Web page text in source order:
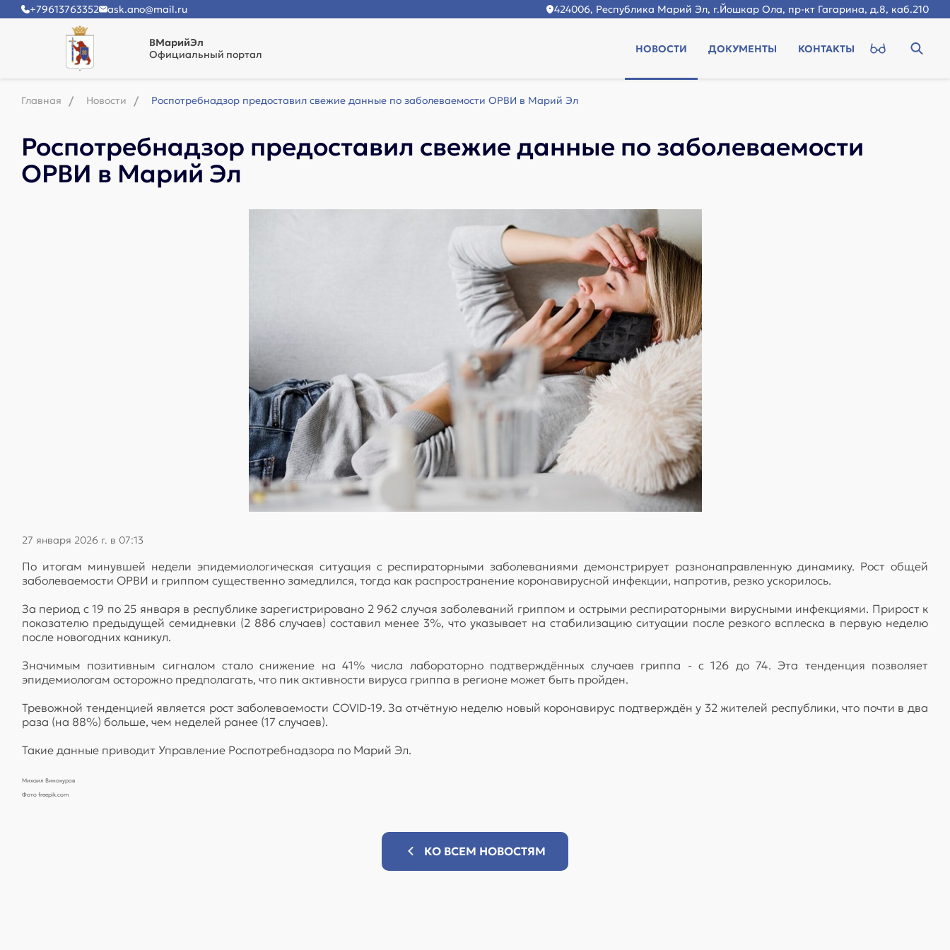
+79613763352 ask.ano@mail.ru 424006, Республика Марий Эл, г.Йошкар Ола, пр-кт Гагарина, д.8, каб.210
ВМарийЭл
Официальный портал
НОВОСТИ ДОКУМЕНТЫ КОНТАКТЫ
Главная Новости Роспотребнадзор предоставил свежие данные по заболеваемости ОРВИ в Марий Эл
Роспотребнадзор предоставил свежие данные по заболеваемости
ОРВИ в Марий Эл
27 января 2026 г. в 07:13
По итогам минувшей недели эпидемиологическая ситуация с респираторными заболеваниями демонстрирует разнонаправленную динамику. Рост общей
заболеваемости ОРВИ и гриппом существенно замедлился, тогда как распространение коронавирусной инфекции, напротив, резко ускорилось.
За период с 19 по 25 января в республике зарегистрировано 2 962 случая заболеваний гриппом и острыми респираторными вирусными инфекциями. Прирост к
показателю предыдущей семидневки (2 886 случаев) составил менее 3%, что указывает на стабилизацию ситуации после резкого всплеска в первую неделю
после новогодних каникул.
Значимым позитивным сигналом стало снижение на 41% числа лабораторно подтверждённых случаев гриппа - с 126 до 74. Эта тенденция позволяет
эпидемиологам осторожно предполагать, что пик активности вируса гриппа в регионе может быть пройден.
Тревожной тенденцией является рост заболеваемости COVID-19. За отчётную неделю новый коронавирус подтверждён у 32 жителей республики, что почти в два
раза (на 88%) больше, чем неделей ранее (17 случаев).
Такие данные приводит Управление Роспотребнадзора по Марий Эл.
Михаил Винокуров
Фото freepik.com
КО ВСЕМ НОВОСТЯМ